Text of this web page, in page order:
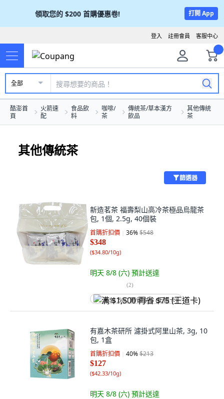
領取您的 $200 首購優惠卷! 打開 App
客服中心
註冊會員
登入
全部
酷澎首
頁
火箭速
配
食品飲
料
咖啡/
茶
傳統茶/草本漢方
飲品
其他傳統
茶
其他傳統茶
篩選器
新造茗茶 福壽梨山高冷茶極品烏龍茶
包, 1個, 2.5g, 40個裝
首購折扣價 36%$548
$348
($34.80/10g)
明天 8/8 (六) 預計送達
(2)
满 $1,500 再省 $75 (王道卡)
有嘉木茶研所 濾掛式阿里山茶, 3g, 10
包, 1盒
首購折扣價 40%$213
$127
($42.33/10g)
明天 8/8 (六) 預計送達